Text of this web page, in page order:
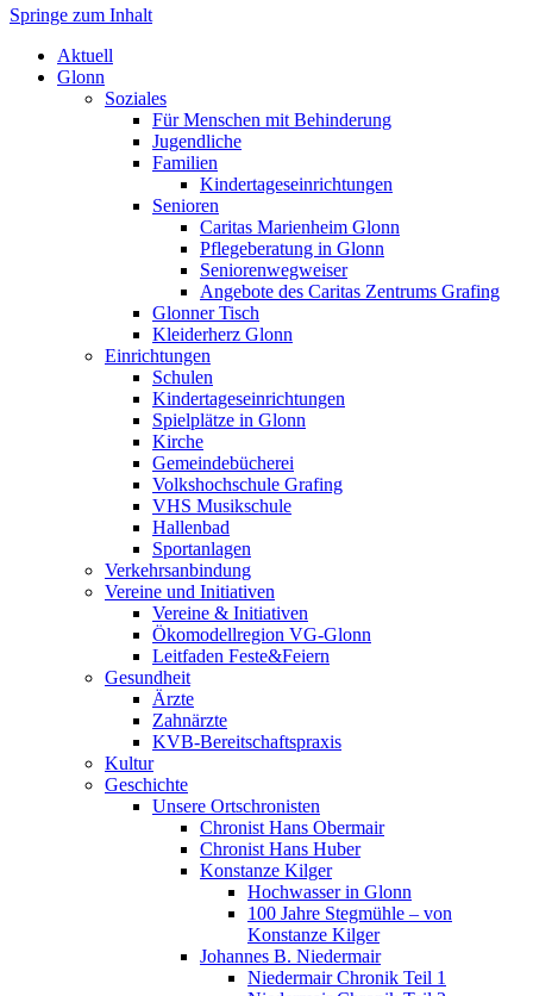
Markt Glonn
Springe zum Inhalt
Aktuell
Glonn
Soziales
Für Menschen mit Behinderung
Jugendliche
Familien
Kindertageseinrichtungen
Senioren
Caritas Marienheim Glonn
Pflegeberatung in Glonn
Seniorenwegweiser
Angebote des Caritas Zentrums Grafing
Glonner Tisch
Kleiderherz Glonn
Einrichtungen
Schulen
Kindertageseinrichtungen
Spielplätze in Glonn
Kirche
Gemeindebücherei
Volkshochschule Grafing
VHS Musikschule
Hallenbad
Sportanlagen
Verkehrsanbindung
Vereine und Initiativen
Vereine & Initiativen
Ökomodellregion VG-Glonn
Leitfaden Feste&Feiern
Gesundheit
Ärzte
Zahnärzte
KVB-Bereitschaftspraxis
Kultur
Geschichte
Unsere Ortschronisten
Chronist Hans Obermair
Chronist Hans Huber
Konstanze Kilger
Hochwasser in Glonn
100 Jahre Stegmühle – von
Konstanze Kilger
Johannes B. Niedermair
Niedermair Chronik Teil 1